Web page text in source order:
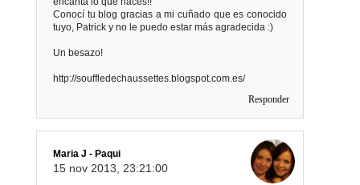
Conocí tu blog gracias a mi cuñado que es conocido
tuyo, Patrick y no le puedo estar más agradecida :)
Un besazo!
http://souffledechaussettes.blogspot.com.es/
Responder
Maria J - Paqui
15 nov 2013, 23:21:00